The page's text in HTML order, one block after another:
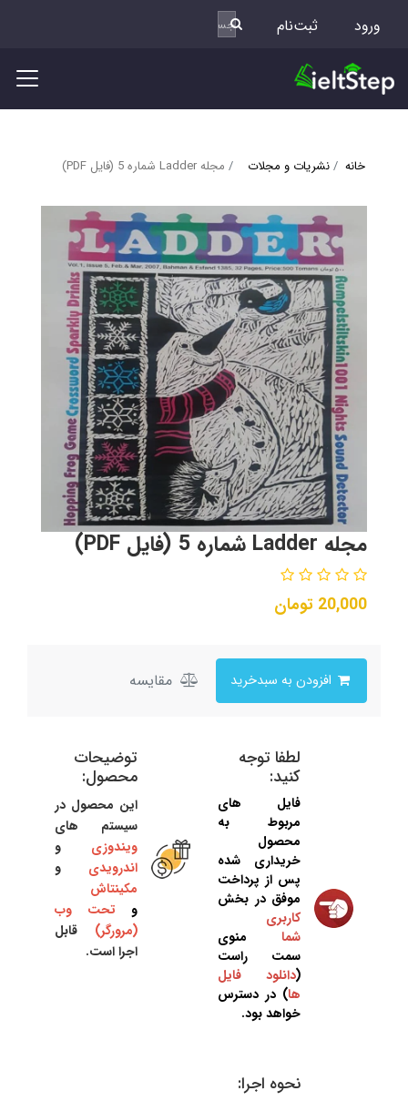
ورود ثبت‌نام
خانه نشریات و مجلات مجله Ladder شماره 5 (فایل PDF)
مجله Ladder شماره 5 (فایل PDF)
20,000 تومان
مقایسه
لطفا توجه
کنید:
فایل های
مربوط به
محصول
خریداری شده
پس از پرداخت
موفق در بخش
کاربری
شما منوی
سمت راست
(دانلود فایل
ها) در دسترس
خواهد بود.
توضیحات
محصول:
این محصول در
سیستم های
ویندوزی و
اندرویدی و
مکینتاش
و تحت وب
(مرورگر) قابل
اجرا است.
نحوه اجرا: